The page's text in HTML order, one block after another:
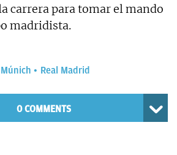
carrera para tomar el mando
madridista.
Real Madrid
0 COMMENTS